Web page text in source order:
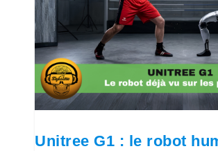
Unitree G1 : le robot